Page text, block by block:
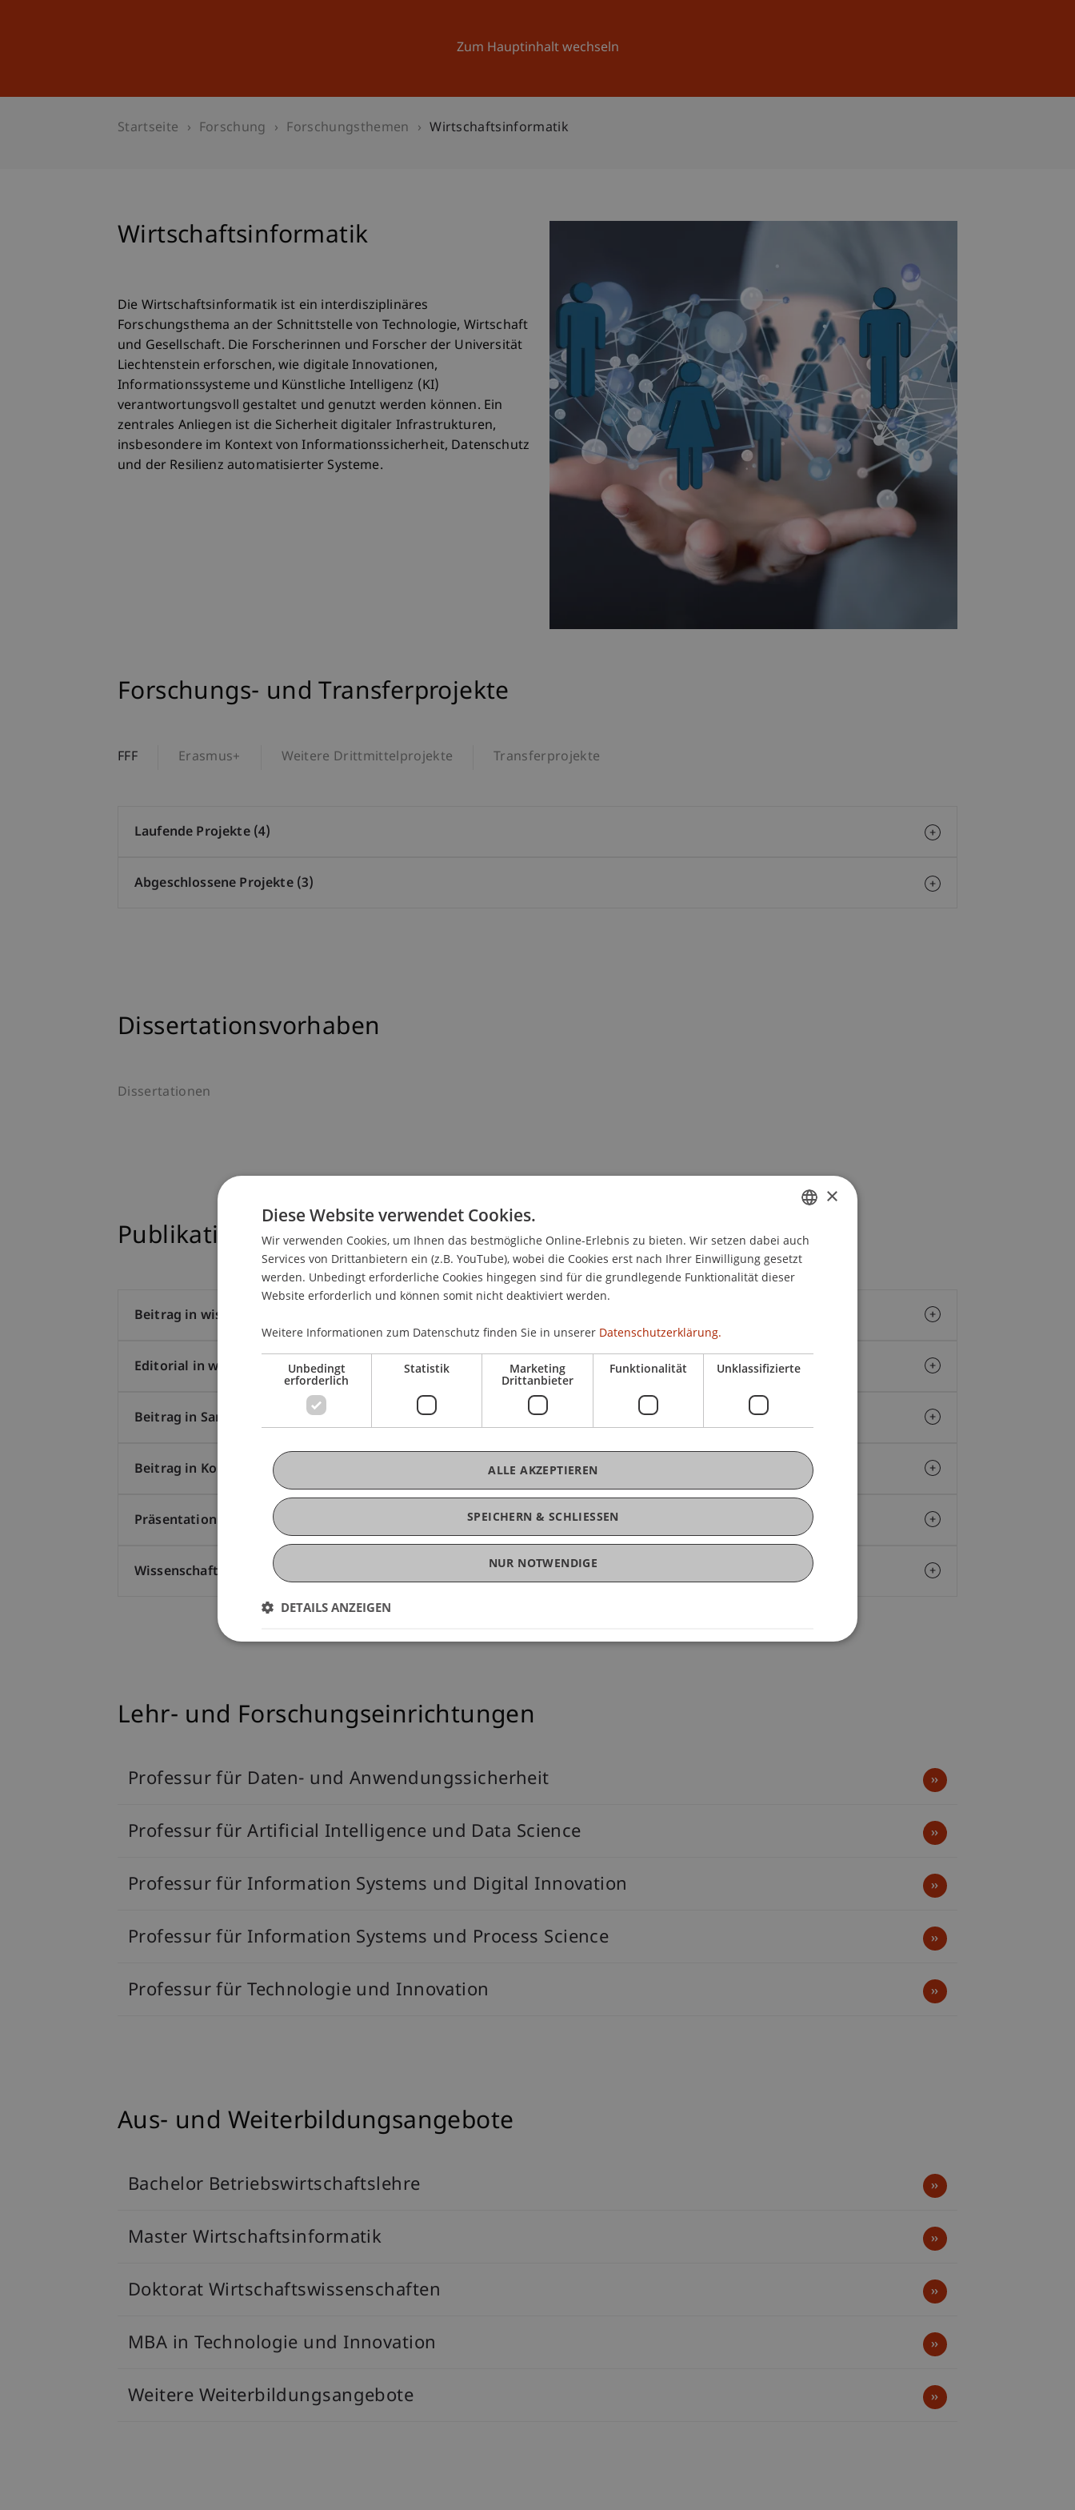
Zum Hauptinhalt wechseln
Universität Aktuelles
Startseite Forschung Forschungsthemen Wirtschaftsinformatik
Wirtschaftsinformatik
Die Wirtschaftsinformatik ist ein interdisziplinäres
Forschungsthema an der Schnittstelle von Technologie, Wirtschaft
und Gesellschaft. Die Forscherinnen und Forscher der Universität
Liechtenstein erforschen, wie digitale Innovationen,
Informationssysteme und Künstliche Intelligenz (KI)
verantwortungsvoll gestaltet und genutzt werden können. Ein
zentrales Anliegen ist die Sicherheit digitaler Infrastrukturen,
insbesondere im Kontext von Informationssicherheit, Datenschutz
und der Resilienz automatisierter Systeme.
Forschungs- und Transferprojekte
FFF
Laufende Projekte (4)
Abgeschlossene Projekte (3)
Erasmus+ Weitere Drittmittelprojekte Transferprojekte
Dissertationsvorhaben
Dissertationen
Publikationen
Beitrag in wissenschaftlicher Fachzeitschrift (38)
Editorial in wissenschaftlicher Fachzeitschrift (1)
Beitrag in Sammelband (3)
Beitrag in Konferenztagungsband (42)
Präsentation auf wissenschaftlicher Konferenz (6)
Wissenschaftlicher Vortrag (1)
Lehr- und Forschungseinrichtungen
Professur für Daten- und Anwendungssicherheit
Professur für Artificial Intelligence und Data Science
Professur für Information Systems und Digital Innovation
Professur für Information Systems und Process Science
Professur für Technologie und Innovation
Aus- und Weiterbildungsangebote
Bachelor Betriebswirtschaftslehre
Master Wirtschaftsinformatik
Doktorat Wirtschaftswissenschaften
MBA in Technologie und Innovation
Weitere Weiterbildungsangebote
GERMAN
ENGLISH
×
Diese Website verwendet Cookies.
Wir verwenden Cookies, um Ihnen das bestmögliche Online-Erlebnis zu bieten. Wir setzen dabei auch
Services von Drittanbietern ein (z.B. YouTube), wobei die Cookies erst nach Ihrer Einwilligung gesetzt
werden. Unbedingt erforderliche Cookies hingegen sind für die grundlegende Funktionalität dieser
Website erforderlich und können somit nicht deaktiviert werden.
Weitere Informationen zum Datenschutz finden Sie in unserer Datenschutzerklärung.
Unbedingt
erforderlich
Statistik Marketing
Drittanbieter
Funktionalität Unklassifizierte
SPEICHERN & SCHLIESSEN
ALLE AKZEPTIEREN
NUR NOTWENDIGE
DETAILS ANZEIGEN